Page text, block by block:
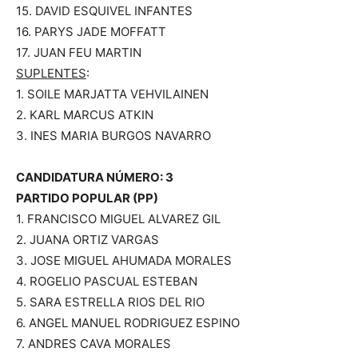
15. DAVID ESQUIVEL INFANTES
16. PARYS JADE MOFFATT
17. JUAN FEU MARTIN
SUPLENTES:
1. SOILE MARJATTA VEHVILAINEN
2. KARL MARCUS ATKIN
3. INES MARIA BURGOS NAVARRO
CANDIDATURA NÚMERO: 3
PARTIDO POPULAR (PP)
1. FRANCISCO MIGUEL ALVAREZ GIL
2. JUANA ORTIZ VARGAS
3. JOSE MIGUEL AHUMADA MORALES
4. ROGELIO PASCUAL ESTEBAN
5. SARA ESTRELLA RIOS DEL RIO
6. ANGEL MANUEL RODRIGUEZ ESPINO
7. ANDRES CAVA MORALES